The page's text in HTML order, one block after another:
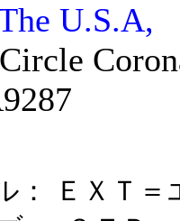
U.S.A,
： ＥＸＴ